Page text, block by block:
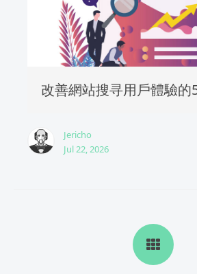
改善網站搜寻用戶體驗的
Jericho
Jul 22, 2026